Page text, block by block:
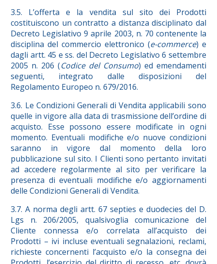
3.5. L’offerta e la vendita sul sito dei Prodotti
costituiscono un contratto a distanza disciplinato dal
Decreto Legislativo 9 aprile 2003, n. 70 contenente la
disciplina del commercio elettronico (e-commerce) e
dagli artt. 45 e ss. del Decreto Legislativo 6 settembre
2005 n. 206 (Codice del Consumo) ed emendamenti
seguenti, integrato dalle disposizioni del
Regolamento Europeo n. 679/2016.
3.6. Le Condizioni Generali di Vendita applicabili sono
quelle in vigore alla data di trasmissione dell’ordine di
acquisto. Esse possono essere modificate in ogni
momento. Eventuali modifiche e/o nuove condizioni
saranno in vigore dal momento della loro
pubblicazione sul sito. I Clienti sono pertanto invitati
ad accedere regolarmente al sito per verificare la
presenza di eventuali modifiche e/o aggiornamenti
delle Condizioni Generali di Vendita.
3.7. A norma degli artt. 67 septies e duodecies del D.
Lgs n. 206/2005, qualsivoglia comunicazione del
Cliente connessa e/o correlata all’acquisto dei
Prodotti – ivi incluse eventuali segnalazioni, reclami,
richieste concernenti l’acquisto e/o la consegna dei